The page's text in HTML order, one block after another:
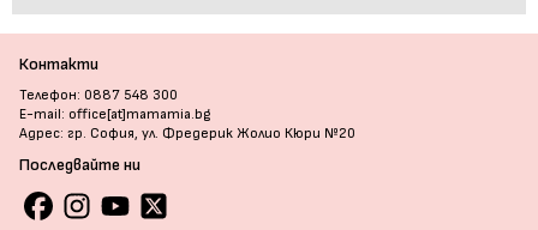
Контакти
Телефон: 0887 548 300
E-mail: office[at]mamamia.bg
Адрес: гр. София, ул. Фредерик Жолио Кюри №20
Последвайте ни